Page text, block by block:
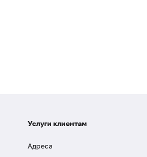
Услуги клиентам
Адреса